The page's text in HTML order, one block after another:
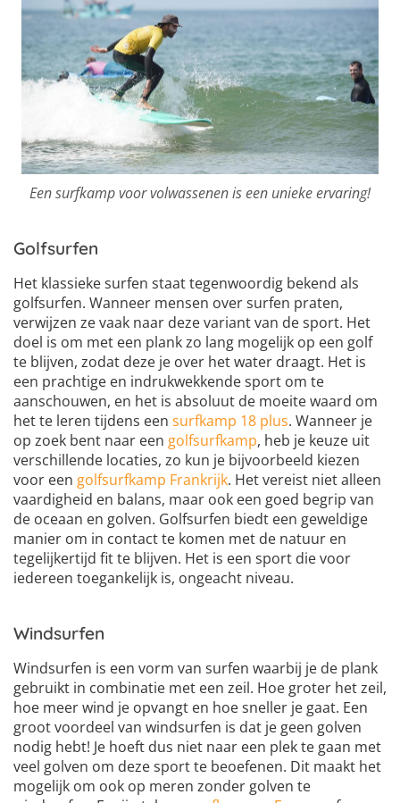
Een surfkamp voor volwassenen is een unieke ervaring!
Golfsurfen
Het klassieke surfen staat tegenwoordig bekend als
golfsurfen. Wanneer mensen over surfen praten,
verwijzen ze vaak naar deze variant van de sport. Het
doel is om met een plank zo lang mogelijk op een golf
te blijven, zodat deze je over het water draagt. Het is
een prachtige en indrukwekkende sport om te
aanschouwen, en het is absoluut de moeite waard om
het te leren tijdens een surfkamp 18 plus. Wanneer je
op zoek bent naar een golfsurfkamp, heb je keuze uit
verschillende locaties, zo kun je bijvoorbeeld kiezen
voor een golfsurfkamp Frankrijk. Het vereist niet alleen
vaardigheid en balans, maar ook een goed begrip van
de oceaan en golven. Golfsurfen biedt een geweldige
manier om in contact te komen met de natuur en
tegelijkertijd fit te blijven. Het is een sport die voor
iedereen toegankelijk is, ongeacht niveau.
Windsurfen
Windsurfen is een vorm van surfen waarbij je de plank
gebruikt in combinatie met een zeil. Hoe groter het zeil,
hoe meer wind je opvangt en hoe sneller je gaat. Een
groot voordeel van windsurfen is dat je geen golven
nodig hebt! Je hoeft dus niet naar een plek te gaan met
veel golven om deze sport te beoefenen. Dit maakt het
mogelijk om ook op meren zonder golven te